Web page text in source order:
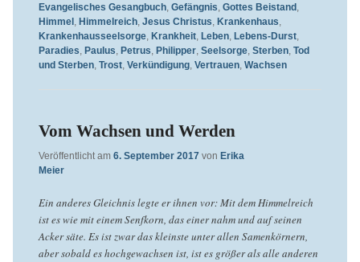
Evangelisches Gesangbuch, Gefängnis Gottes Beistand,
Himmel, Himmelreich, Jesus Christus Krankenhaus
Krankenhausseelsorge, Krankheit, Leben, Lebens-Durst,
Paradies Paulus Petrus Philipper, Seelsorge, Sterben, Tod
und Sterben, Trost, Verkündigung, Vertrauen, Wachsen
Vom Wachsen und Werden
Veröffentlicht am 6. September 2017 von Erika
Meier
Ein anderes Gleichnis legte er ihnen vor: Mit dem Himmelreich
ist es wie mit einem Senfkorn, das einer nahm und auf seinen
Acker säte. Es ist zwar das kleinste unter allen Samenkörnern,
aber sobald es hochgewachsen ist, ist es größer als alle anderen